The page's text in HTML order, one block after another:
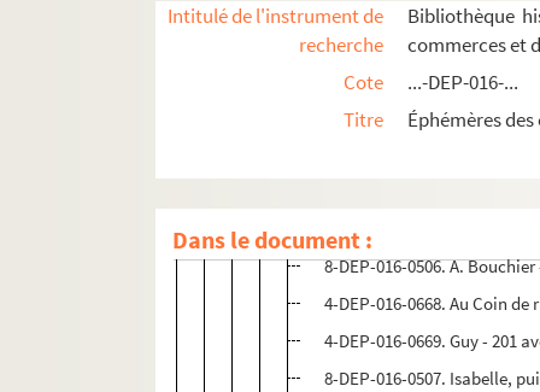
Intitulé de l'instrument de
recherche
Bibliothèque
commerces et
Cote
...-DEP-016-...
Titre
Éphémères
Dans le document :
Boulogne-Billancourt (92100)
Chatenay-Malabry (92290)
8-DEP-016-0224. Madame
8-DEP-016-0506. A.
4-DEP-016-0668. Au Coin
4-DEP-016-0669. Guy - 201
8-DEP-016-0507. Isabelle,